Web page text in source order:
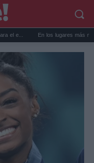
En los lugares más misteriosos